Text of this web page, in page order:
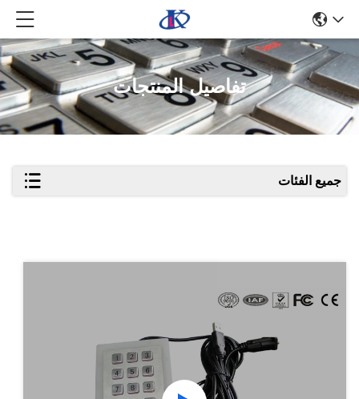
تفاصيل المنتجات
جميع الفئات